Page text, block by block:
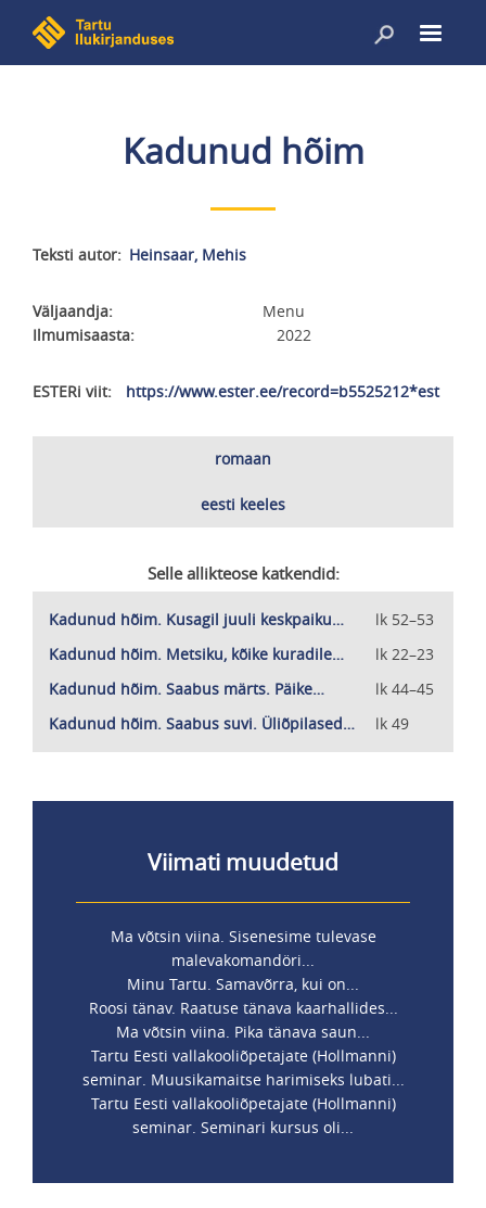
edasi
Kadunud hõim
Teksti autor Heinsaar, Mehis
Väljaandja
Menu
Ilmumisaasta
2022
ESTERi viit https://www.ester.ee/record=b5525212*est
romaan
eesti keeles
Selle allikteose katkendid:
Kadunud hõim. Kusagil juuli keskpaiku…
lk 52–53
Kadunud hõim. Metsiku, kõike kuradile…
lk 22–23
Kadunud hõim. Saabus märts. Päike…
lk 44–45
Kadunud hõim. Saabus suvi. Üliõpilased…
lk 49
Viimati muudetud
Ma võtsin viina. Sisenesime tulevase
malevakomandöri...
Minu Tartu. Samavõrra, kui on...
Roosi tänav. Raatuse tänava kaarhallides...
Ma võtsin viina. Pika tänava saun...
Tartu Eesti vallakooliõpetajate (Hollmanni)
seminar. Muusikamaitse harimiseks lubati...
Tartu Eesti vallakooliõpetajate (Hollmanni)
seminar. Seminari kursus oli...